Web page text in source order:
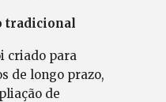
tradicional
criado para
de longo prazo,
de